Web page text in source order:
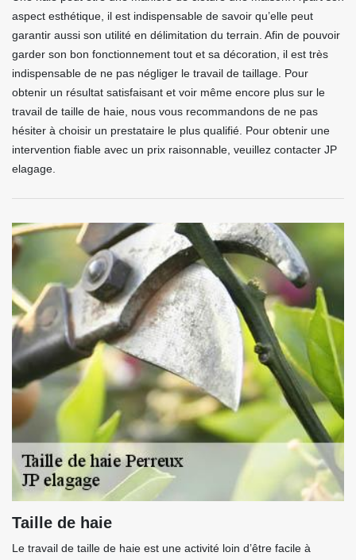
aspect esthétique, il est indispensable de savoir qu’elle peut
garantir aussi son utilité en délimitation du terrain. Afin de pouvoir
garder son bon fonctionnement tout et sa décoration, il est très
indispensable de ne pas négliger le travail de taillage. Pour
obtenir un résultat satisfaisant et voir même encore plus sur le
travail de taille de haie, nous vous recommandons de ne pas
hésiter à choisir un prestataire le plus qualifié. Pour obtenir une
intervention fiable avec un prix raisonnable, veuillez contacter JP
elagage.
Taille de haie
Le travail de taille de haie est une activité loin d’être facile à